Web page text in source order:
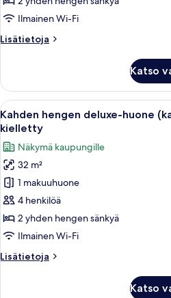
tupakointi
(with
Ilmainen Wi-Fi
Lisätietoja
Lisätietoja
huone
(kaksi
sänkyä),
tupakointi
kielletty
(with
Breakfast)
Katso
Avaa
kaikki
huonetyypin
Kahden
hengen
deluxe-
huone
(kaksi
sänkyä),
kielletty
6
Kahden hengen deluxe-huone
kielletty
Näkymä kaupungille
32 m²
1 makuuhuone
4 henkilöä
2 yhden hengen sänkyä
Ilmainen Wi-Fi
Lisätietoja
Lisätietoja
Katso